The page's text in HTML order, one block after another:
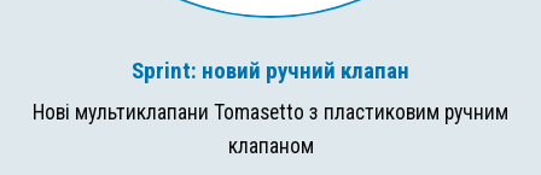
Sprint: новий ручний клапан
Нові мультиклапани Tomasetto з пластиковим ручним
клапаном